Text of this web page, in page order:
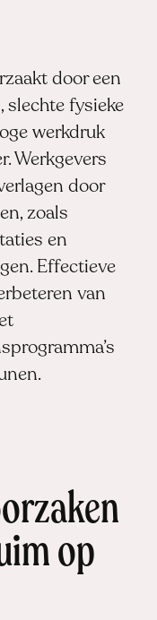
door een
slechte fysieke
werkdruk
Werkgevers
door
zoals
en
Effectieve
van
op